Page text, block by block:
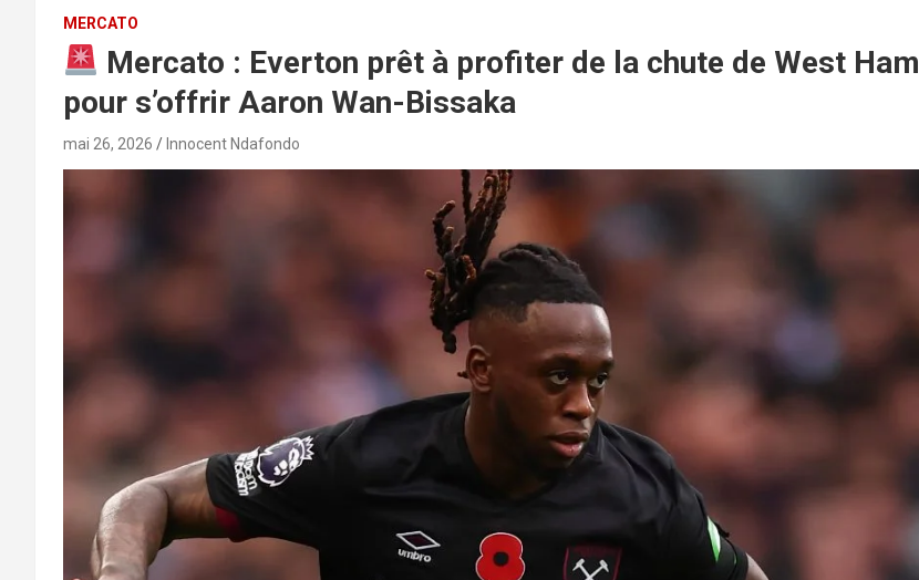
MERCATO
Mercato : Everton prêt à profiter de la chute de West Ham
pour s’offrir Aaron Wan-Bissaka
mai 26, 2026 Innocent Ndafondo